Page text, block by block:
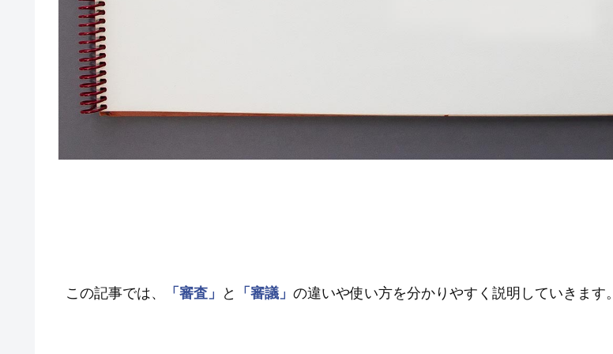
この記事では、 「審査」 と 「審議」 の違いや使い方を分かりやすく説明していきます。